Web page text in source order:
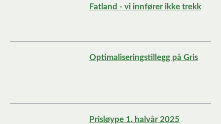
Fatland - vi innfører ikke trekk
Optimaliseringstillegg på Gris
Prisløype 1. halvår 2025